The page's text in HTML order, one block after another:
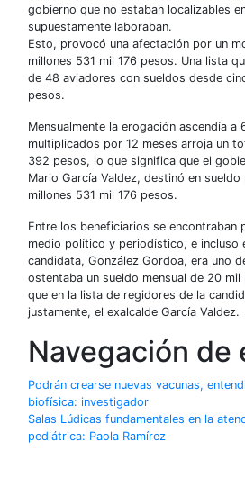
gobierno que no estaban localizables
supuestamente laboraban.
Esto, provocó una afectación por un
millones 531 mil 176 pesos. Una lista
de 48 aviadores con sueldos desde
pesos.
Mensualmente la erogación ascendía
multiplicados por 12 meses arroja un
392 pesos, lo que significa que el
Mario García Valdez, destinó en
millones 531 mil 176 pesos.
Entre los beneficiarios se encontraban
medio político y periodístico, e incluso
candidata, González Gordoa, era uno
ostentaba un sueldo mensual de 20
que en la lista de regidores de la
justamente, el exalcalde García Valdez.
Navegación de
Podrán crearse nuevas vacunas,
biofísica: investigador
Salas Lúdicas fundamentales en la
pediátrica: Paola Ramírez